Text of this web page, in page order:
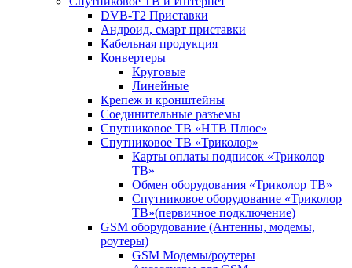
DVB-Т2 Приставки
Андроид, смарт приставки
Кабельная продукция
Конвертеры
Круговые
Линейные
Крепеж и кронштейны
Соединительные разъемы
Спутниковое ТВ «НТВ Плюс»
Спутниковое ТВ «Триколор»
Карты оплаты подписок «Триколор
ТВ»
Обмен оборудования «Триколор ТВ»
Спутниковое оборудование «Триколор
ТВ»(первичное подключение)
GSM оборудование (Антенны, модемы,
роутеры)
GSM Модемы/роутеры